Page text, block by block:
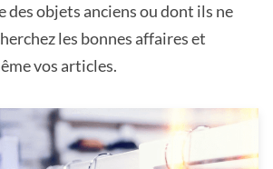
des objets anciens ou dont ils ne
les bonnes affaires et
vos articles.